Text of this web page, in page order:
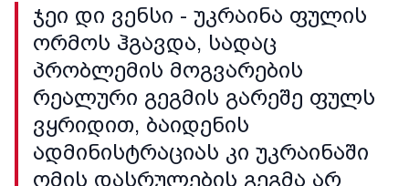
ჯეი დი ვენსი - უკრაინა ფულის
ორმოს ჰგავდა, სადაც
პრობლემის მოგვარების
რეალური გეგმის გარეშე ფულს
ვყრიდით, ბაიდენის
ადმინისტრაციას კი უკრაინაში
ომის დასრულების გეგმა არ